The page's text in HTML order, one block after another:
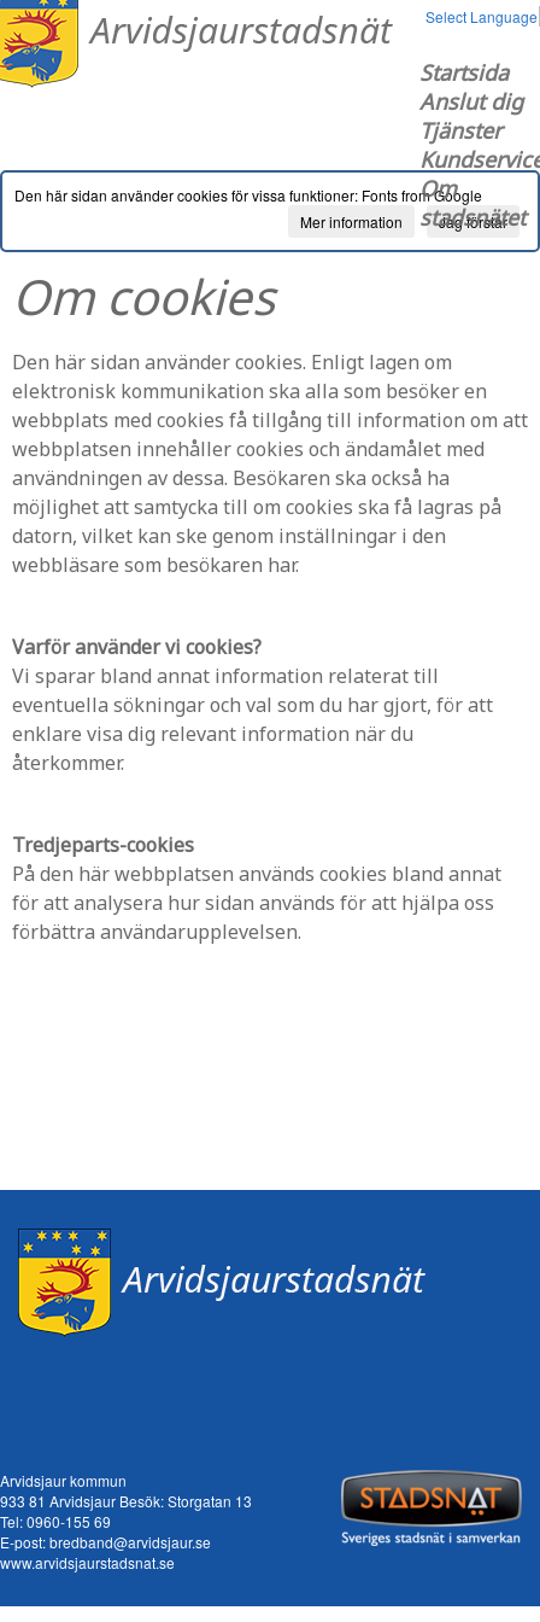
Startsida
Anslut dig
Tjänster
Om
stadsnätet
Select Language
Den här sidan använder cookies för vissa funktioner: Fonts from Google
Jag förstår
Mer information
Om cookies
Den här sidan använder cookies. Enligt lagen om
elektronisk kommunikation ska alla som besöker en
webbplats med cookies få tillgång till information om att
webbplatsen innehåller cookies och ändamålet med
användningen av dessa. Besökaren ska också ha
möjlighet att samtycka till om cookies ska få lagras på
datorn, vilket kan ske genom inställningar i den
webbläsare som besökaren har.
Varför använder vi cookies?
Vi sparar bland annat information relaterat till
eventuella sökningar och val som du har gjort, för att
enklare visa dig relevant information när du
återkommer.
Tredjeparts-cookies
På den här webbplatsen används cookies bland annat
för att analysera hur sidan används för att hjälpa oss
förbättra användarupplevelsen.
Arvidsjaur kommun
933 81 Arvidsjaur Besök: Storgatan 13
Tel:0960-155 69
E-post:bredband@arvidsjaur.se
www.arvidsjaurstadsnat.se